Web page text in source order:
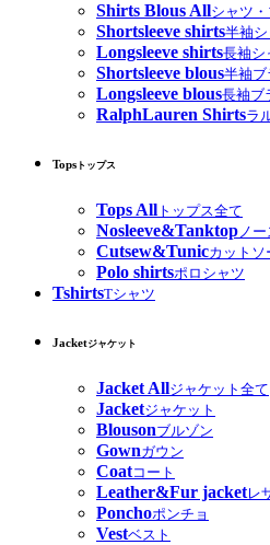
Shirts Blous Allシャツ
Shortsleeve shirts半袖
Longsleeve shirts長袖シ
Shortsleeve blous半袖ブ
Longsleeve blous長袖ブ
RalphLauren Shirtsラ
Tops トップス
Tops All トップス全て
Nosleeve&Tanktopノ
Cutsew&Tunicカットソ
Polo shirtsポロシャツ
TshirtsTシャツ
Jacketジャケット
Jacket Allジャケット全て
Jacketジャケット
Blousonブルゾン
Gownガウン
Coatコート
Leather&Fur jacketレ
Ponchoポンチョ
Vestベスト